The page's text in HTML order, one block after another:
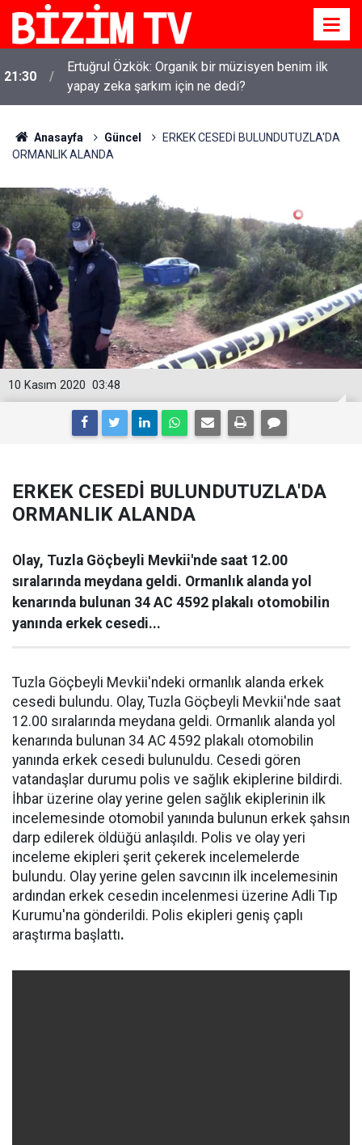
21:30
Ertuğrul Özkök: Organik bir müzisyen benim ilk
yapay zeka şarkım için ne dedi?
Anasayfa Güncel
ERKEK CESEDİ BULUNDUTUZLA'DA
ORMANLIK ALANDA
03:48
10 Kasım 2020
ERKEK CESEDİ BULUNDUTUZLA'DA
ORMANLIK ALANDA
Olay, Tuzla Göçbeyli Mevkii'nde saat 12.00
sıralarında meydana geldi. Ormanlık alanda yol
kenarında bulunan 34 AC 4592 plakalı otomobilin
yanında erkek cesedi...
Tuzla Göçbeyli Mevkii'ndeki ormanlık alanda erkek
cesedi bulundu. Olay, Tuzla Göçbeyli Mevkii'nde saat
12.00 sıralarında meydana geldi. Ormanlık alanda yol
kenarında bulunan 34 AC 4592 plakalı otomobilin
yanında erkek cesedi bulunuldu. Cesedi gören
vatandaşlar durumu polis ve sağlık ekiplerine bildirdi.
İhbar üzerine olay yerine gelen sağlık ekiplerinin ilk
incelemesinde otomobil yanında bulunun erkek şahsın
darp edilerek öldüğü anlaşıldı. Polis ve olay yeri
inceleme ekipleri şerit çekerek incelemelerde
bulundu. Olay yerine gelen savcının ilk incelemesinin
ardından erkek cesedin incelenmesi üzerine Adli Tıp
Kurumu'na gönderildi. Polis ekipleri geniş çaplı
araştırma başlattı.